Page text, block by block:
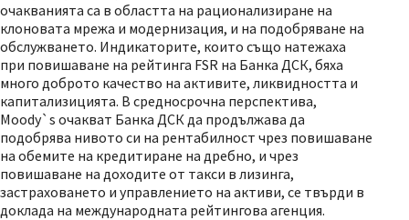
очакванията са в областта на рационализиране на
клоновата мрежа и модернизация, и на подобряване на
обслужването. Индикаторите, които също натежаха
при повишаване на рейтинга FSR на Банка ДСК, бяха
много доброто качество на активите, ликвидността и
капитализицията. В средносрочна перспектива,
Moody`s очакват Банка ДСК да продължава да
подобрява нивото си на рентабилност чрез повишаване
на обемите на кредитиране на дребно, и чрез
повишаване на доходите от такси в лизинга,
застраховането и управлението на активи, се твърди в
доклада на международната рейтингова агенция.